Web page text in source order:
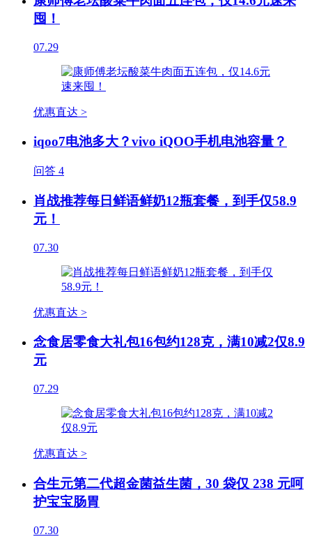
囤！
07.29
优惠直达 >
iqoo7电池多大？vivo iQOO手机电池容量？
问答 4
肖战推荐每日鲜语鲜奶12瓶套餐，到手仅58.9
元！
07.30
优惠直达 >
念食居零食大礼包16包约128克，满10减2仅8.9
元
07.29
优惠直达 >
合生元第二代超金菌益生菌，30 袋仅 238 元呵
护宝宝肠胃
07.30